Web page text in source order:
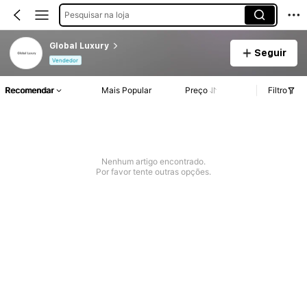
Pesquisar na loja
Global Luxury
Vendedor
Seguir
Recomendar Mais Popular Preço Filtro
Nenhum artigo encontrado.
Por favor tente outras opções.